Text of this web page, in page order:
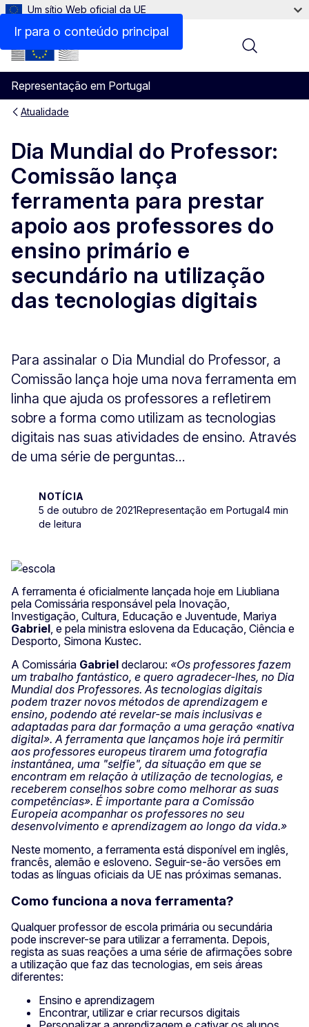
Ir para o conteúdo principal
Um sítio Web oficial da UE
Representação em Portugal
Menu
Atualidade
Dia Mundial do Professor:
Comissão lança
ferramenta para prestar
apoio aos professores do
ensino primário e
secundário na utilização
das tecnologias digitais
Para assinalar o Dia Mundial do Professor, a
Comissão lança hoje uma nova ferramenta em
linha que ajuda os professores a refletirem
sobre a forma como utilizam as tecnologias
digitais nas suas atividades de ensino. Através
de uma série de perguntas...
NOTÍCIA
5 de outubro de 2021Representação em Portugal4 min
de leitura
A ferramenta é oficialmente lançada hoje em Liubliana
pela Comissária responsável pela Inovação,
Investigação, Cultura, Educação e Juventude, Mariya
Gabriel , e pela ministra eslovena da Educação, Ciência e
Desporto, Simona Kustec.
A Comissária Gabriel declarou: «Os professores fazem
um trabalho fantástico, e quero agradecer-lhes, no Dia
Mundial dos Professores. As tecnologias digitais
podem trazer novos métodos de aprendizagem e
ensino, podendo até revelar-se mais inclusivas e
adaptadas para dar formação a uma geração «nativa
digital». A ferramenta que lançamos hoje irá permitir
aos professores europeus tirarem uma fotografia
instantânea, uma "selfie", da situação em que se
encontram em relação à utilização de tecnologias, e
receberem conselhos sobre como melhorar as suas
competências». É importante para a Comissão
Europeia acompanhar os professores no seu
desenvolvimento e aprendizagem ao longo da vida.»
Neste momento, a ferramenta está disponível em inglês,
francês, alemão e esloveno. Seguir-se-ão versões em
todas as línguas oficiais da UE nas próximas semanas.
Como funciona a nova ferramenta?
Qualquer professor de escola primária ou secundária
pode inscrever-se para utilizar a ferramenta. Depois,
regista as suas reações a uma série de afirmações sobre
a utilização que faz das tecnologias, em seis áreas
diferentes:
Ensino e aprendizagem
Encontrar, utilizar e criar recursos digitais